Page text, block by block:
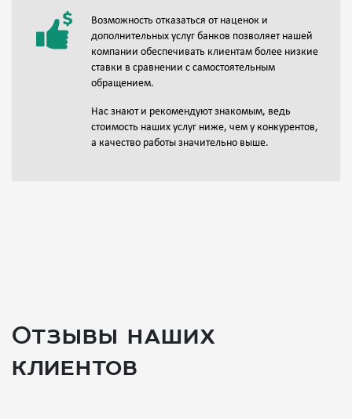
Возможность отказаться от наценок и
дополнительных услуг банков позволяет нашей
компании обеспечивать клиентам более низкие
ставки в сравнении с самостоятельным
обращением.
Нас знают и рекомендуют знакомым, ведь
стоимость наших услуг ниже, чем у конкурентов,
а качество работы значительно выше.
Отзывы наших
клиентов